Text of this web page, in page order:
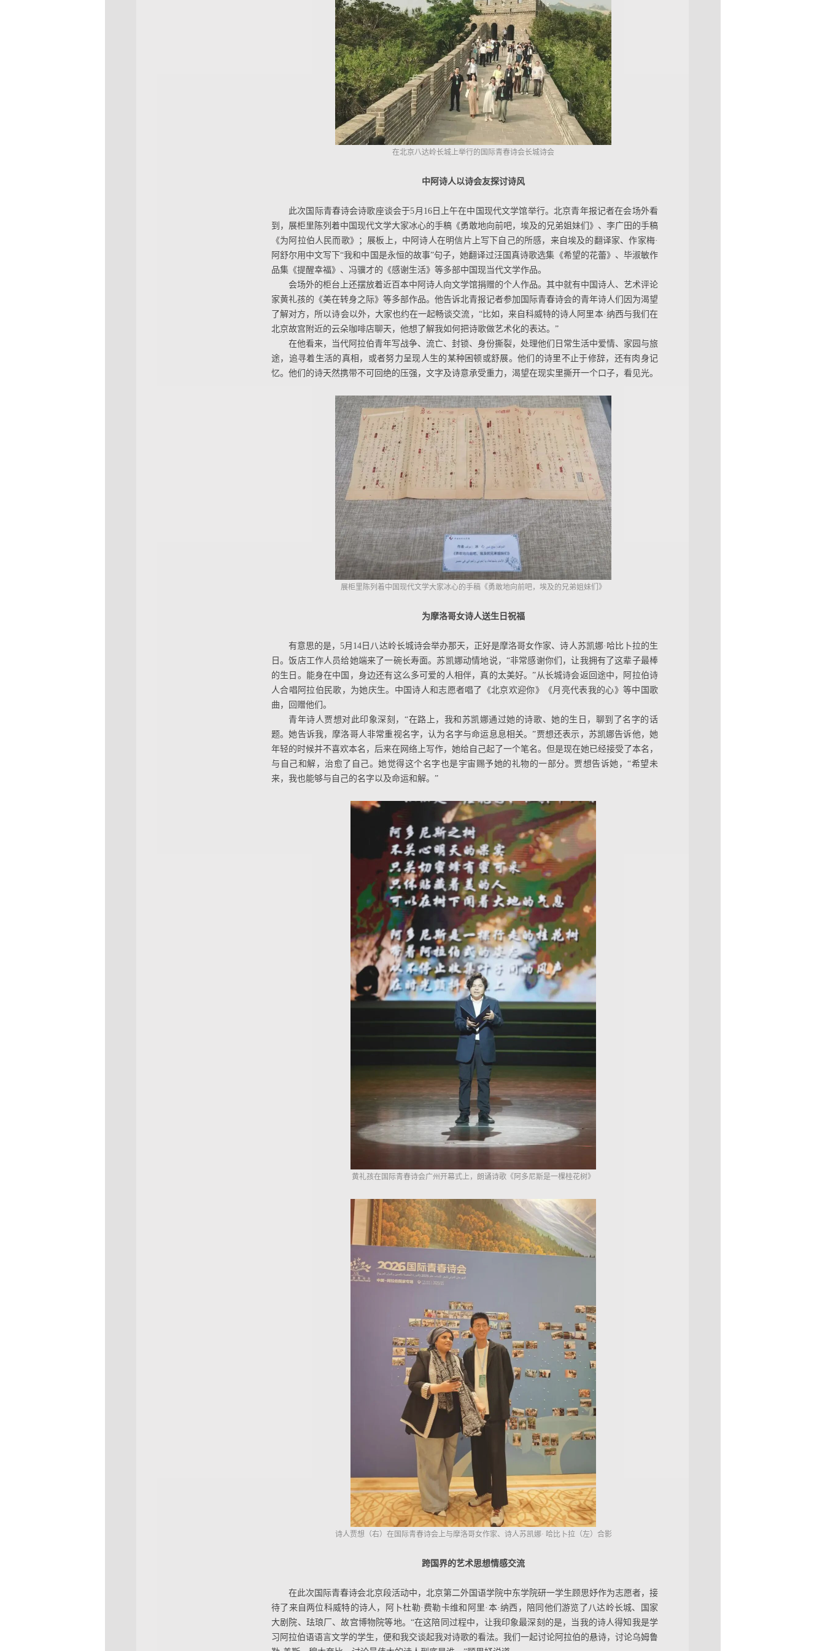
在北京八达岭长城上举行的国际青春诗会长城诗会
中阿诗人以诗会友探讨诗风
此次国际青春诗会诗歌座谈会于5月16日上午在中国现代文学馆举行。北京青年报记者在会场外看
到，展柜里陈列着中国现代文学大家冰心的手稿《勇敢地向前吧，埃及的兄弟姐妹们》、李广田的手稿
《为阿拉伯人民而歌》；展板上，中阿诗人在明信片上写下自己的所感，来自埃及的翻译家、作家梅·
阿舒尔用中文写下“我和中国是永恒的故事”句子，她翻译过汪国真诗歌选集《希望的花蕾》、毕淑敏作
品集《提醒幸福》、冯骥才的《感谢生活》等多部中国现当代文学作品。
会场外的柜台上还摆放着近百本中阿诗人向文学馆捐赠的个人作品。其中就有中国诗人、艺术评论
家黄礼孩的《美在转身之际》等多部作品。他告诉北青报记者参加国际青春诗会的青年诗人们因为渴望
了解对方，所以诗会以外，大家也约在一起畅谈交流，“比如，来自科威特的诗人阿里本·纳西与我们在
北京故宫附近的云朵咖啡店聊天，他想了解我如何把诗歌做艺术化的表达。”
在他看来，当代阿拉伯青年写战争、流亡、封锁、身份撕裂，处理他们日常生活中爱情、家园与旅
途，追寻着生活的真相，或者努力呈现人生的某种困顿或舒展。他们的诗里不止于修辞，还有肉身记
忆。他们的诗天然携带不可回绝的压强，文字及诗意承受重力，渴望在现实里撕开一个口子，看见光。
展柜里陈列着中国现代文学大家冰心的手稿《勇敢地向前吧，埃及的兄弟姐妹们》
为摩洛哥女诗人送生日祝福
有意思的是，5月14日八达岭长城诗会举办那天，正好是摩洛哥女作家、诗人苏凯娜·哈比卜拉的生
日。饭店工作人员给她端来了一碗长寿面。苏凯娜动情地说，“非常感谢你们，让我拥有了这辈子最棒
的生日。能身在中国，身边还有这么多可爱的人相伴，真的太美好。”从长城诗会返回途中，阿拉伯诗
人合唱阿拉伯民歌，为她庆生。中国诗人和志愿者唱了《北京欢迎你》《月亮代表我的心》等中国歌
曲，回赠他们。
青年诗人贾想对此印象深刻，“在路上，我和苏凯娜通过她的诗歌、她的生日，聊到了名字的话
题。她告诉我，摩洛哥人非常重视名字，认为名字与命运息息相关。”贾想还表示，苏凯娜告诉他，她
年轻的时候并不喜欢本名，后来在网络上写作，她给自己起了一个笔名。但是现在她已经接受了本名，
与自己和解，治愈了自己。她觉得这个名字也是宇宙赐予她的礼物的一部分。贾想告诉她，“希望未
来，我也能够与自己的名字以及命运和解。”
黄礼孩在国际青春诗会广州开幕式上，朗诵诗歌《阿多尼斯是一棵桂花树》
诗人贾想（右）在国际青春诗会上与摩洛哥女作家、诗人苏凯娜· 哈比卜拉（左）合影
跨国界的艺术思想情感交流
在此次国际青春诗会北京段活动中，北京第二外国语学院中东学院研一学生顾思妤作为志愿者，接
待了来自两位科威特的诗人，阿卜杜勒·费勒卡维和阿里·本·纳西，陪同他们游览了八达岭长城、国家
大剧院、珐琅厂、故宫博物院等地。“在这陪同过程中，让我印象最深刻的是，当我的诗人得知我是学
习阿拉伯语语言文学的学生，便和我交谈起我对诗歌的看法。我们一起讨论阿拉伯的悬诗，讨论乌姆鲁